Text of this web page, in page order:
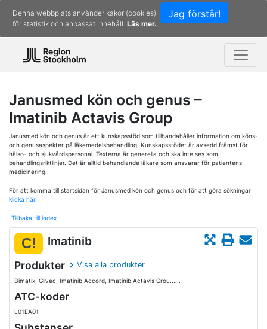
Jag förstår!
Denna webbplats använder kakor (cookies)
för statistik och anpassat innehåll. Läs mer.
Janusmed kön och genus –
Imatinib Actavis Group
Janusmed kön och genus är ett kunskapsstöd som tillhandahåller information om köns-
och genusaspekter på läkemedelsbehandling. Kunskapsstödet är avsedd främst för
hälso- och sjukvårdspersonal. Texterna är generella och ska inte ses som
behandlingsriktlinjer. Det är alltid behandlande läkare som ansvarar för patientens
medicinering.
För att komma till startsidan för Janusmed kön och genus och för att göra sökningar
klicka här.
Tillbaka till index
C! Imatinib
Produkter Visa alla produkter
Bimatix, Glivec, Imatinib Accord, Imatinib Actavis Grou......
ATC-koder
L01EA01